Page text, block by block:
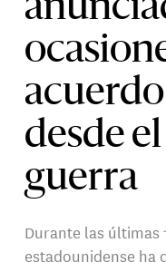
desde
guerra
Durante las últimas
estadounidense ha